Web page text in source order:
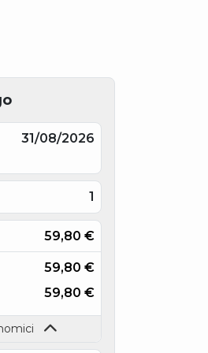
31/08/2026
1
59,80 €
59,80 €
59,80 €